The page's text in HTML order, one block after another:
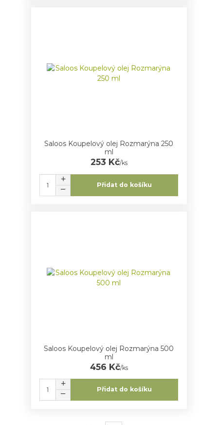
Saloos Koupelový olej Rozmarýna 250
ml
253 Kč/ks
Přidat do košíku
Saloos Koupelový olej Rozmarýna 500
ml
456 Kč/ks
Přidat do košíku